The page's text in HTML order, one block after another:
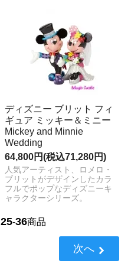
ディズニー ブリット フィ
ギュア ミッキー＆ミニー
Mickey and Minnie
Wedding
64,800円(税込71,280円)
人気アーティスト、ロメロ・
ブリットがデザインしたカラ
フルでポップなディズニーキ
ャラクターシリーズ。
25-36商品
次へ